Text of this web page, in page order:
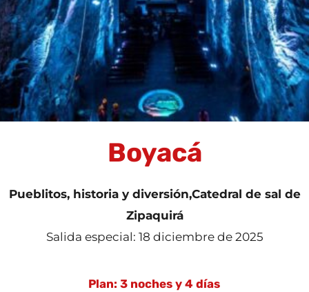
Boyacá
Pueblitos, historia y diversión,Catedral de sal de
Zipaquirá
Salida especial: 18 diciembre de 2025
Plan: 3 noches y 4 días